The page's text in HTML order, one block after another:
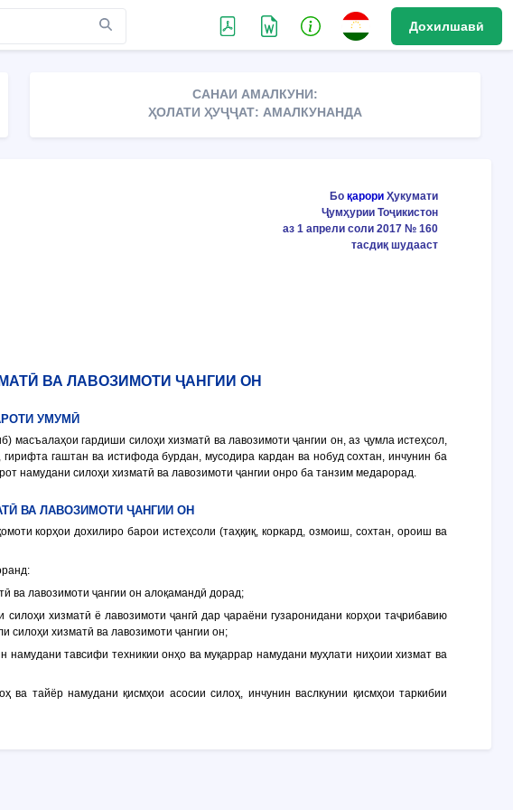
Дохилшавӣ
САНАИ АМАЛКУНИ:
ҲОЛАТИ ҲУҶҶАТ: АМАЛКУНАНДА
Бо қарори Ҳукумати
Ҷумҳурии Тоҷикистон
аз 1 апрели соли 2017 № 160
тасдиқ шудааст
ВА ЛАВОЗИМОТИ ҶАНГИИ ОН
УМУМӢ
масъалаҳои гардиши силоҳи хизматӣ ва лавозимоти ҷангии он, аз ҷумла истеҳсол,
гаштан ва истифода бурдан, мусодира кардан ва нобуд сохтан, инчунин ба
намудани силоҳи хизматӣ ва лавозимоти ҷангии онро ба танзим медарорад.
ВА ЛАВОЗИМОТИ ҶАНГИИ ОН
корҳои дохилиро барои истеҳсоли (таҳқиқ, коркард, озмоиш, сохтан, ороиш ва
ва лавозимоти ҷангии он алоқамандӣ дорад;
хизматӣ ё лавозимоти ҷангӣ дар ҷараёни гузаронидани корҳои таҷрибавию
силоҳи хизматӣ ва лавозимоти ҷангии он;
тавсифи техникии онҳо ва муқаррар намудани муҳлати ниҳоии хизмат ва
ва тайёр намудани қисмҳои асосии силоҳ, инчунин васлкунии қисмҳои таркибии